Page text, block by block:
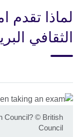
language
لماذا تقدم
الثقافي
Council? © British
Council